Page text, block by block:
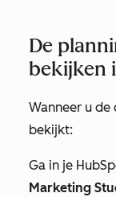
De
bekijken
Wanneer u
bekijkt:
Ga in je
Marketing